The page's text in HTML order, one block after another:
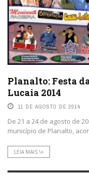
Planalto: Festa
Lucaia 2014
11 DE AGOSTO DE 2014
De 21 a 24 de agosto de
município de Planalto,
LEIA MAIS \+